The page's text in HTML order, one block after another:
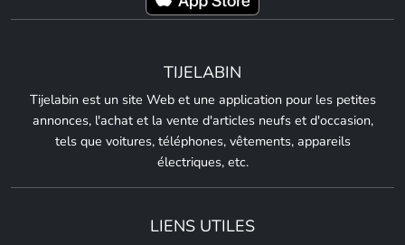
TIJELABIN
Tijelabin est un site Web et une application pour les petites
annonces, l'achat et la vente d'articles neufs et d'occasion,
tels que voitures, téléphones, vêtements, appareils
électriques, etc.
LIENS UTILES